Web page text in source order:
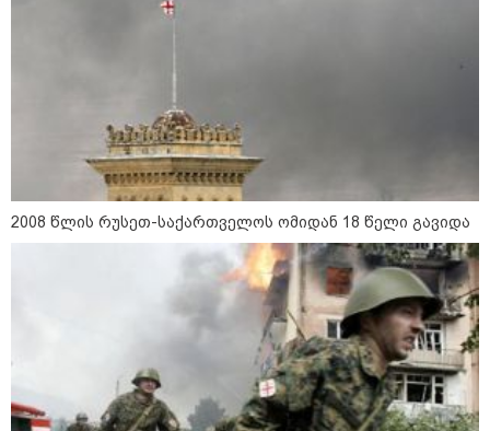
1-დღიანი ტურები თბილისიდან:
სად წავიდეთ დილით და
დავბრუნდეთ საღამოს?
2008 წლის რუსეთ-საქართველოს ომიდან 18 წელი გავიდა